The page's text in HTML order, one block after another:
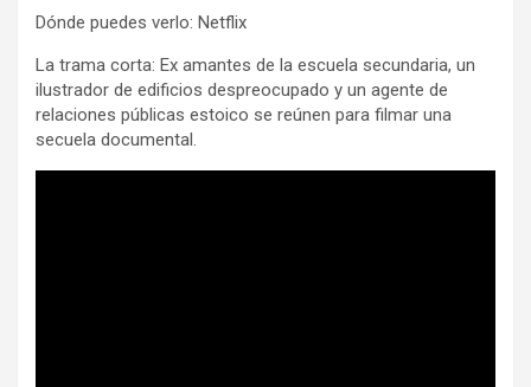
Dónde puedes verlo: Netflix
La trama corta: Ex amantes de la escuela secundaria, un
ilustrador de edificios despreocupado y un agente de
relaciones públicas estoico se reúnen para filmar una
secuela documental.